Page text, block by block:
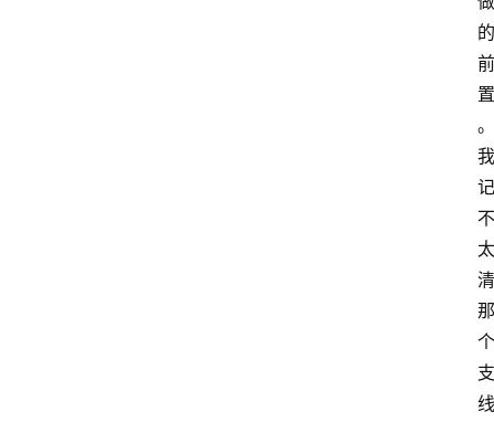
的
前
置
。
我
记
不
太
清
那
个
支
线